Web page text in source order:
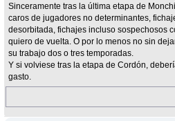
Sinceramente tras la última etapa de
caros de jugadores no determinantes,
desorbitada, fichajes incluso sospechosos
quiero de vuelta. O por lo menos no sin
su trabajo dos o tres temporadas.
Y si volviese tras la etapa de Cordón,
gasto.